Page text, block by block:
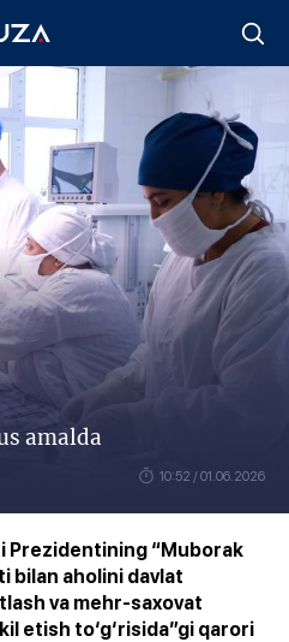
amalda
10:52 / 01.06.2026
Prezidentining “Muborak
bilan aholini davlat
va mehr-saxovat
etish to‘g‘risida”gi qarori